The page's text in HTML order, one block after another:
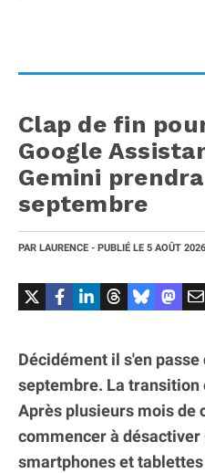
Clap de fin
Google
Gemini
septembre
PAR LAURENCE - PUBLIÉ LE 5 AOÛT 2026
Décidément il s'en passe
septembre. La
Après plusieurs mois de
commencer à
smartphones et